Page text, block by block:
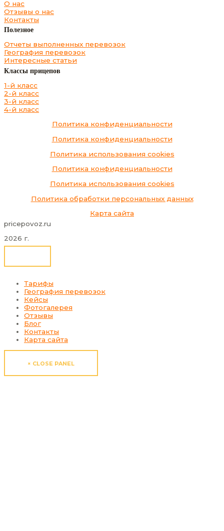
О нас
Отзывы о нас
Контакты
Полезное
Отчеты выполненных перевозок
География перевозок
Интересные статьи
Классы прицепов
1-й класс
2-й класс
3-й класс
4-й класс
Политика конфиденциальности
Политика конфиденциальности
Политика использования cookies
Политика конфиденциальности
Политика использования cookies
Политика обработки персональных данных
Карта сайта
pricepovoz.ru
2026 г.
Тарифы
География перевозок
Кейсы
Фотогалерея
Отзывы
Блог
Контакты
Карта сайта
× CLOSE PANEL